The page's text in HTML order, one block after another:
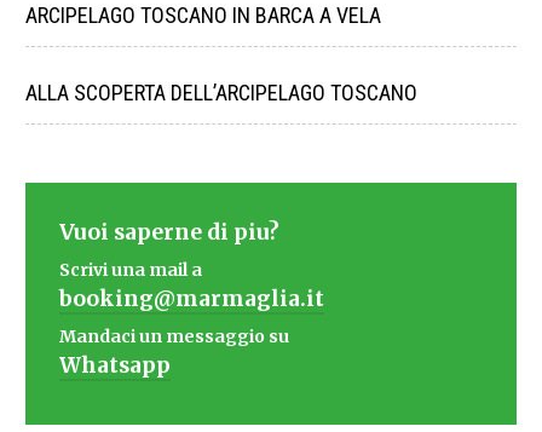
ARCIPELAGO TOSCANO IN BARCA A VELA
ALLA SCOPERTA DELL’ARCIPELAGO TOSCANO
Vuoi saperne di piu?
Scrivi una mail a
booking@marmaglia.it
Mandaci un messaggio su
Whatsapp